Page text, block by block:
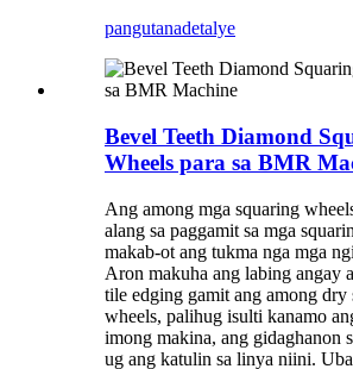
pangutanadetalye
Bevel Teeth Diamond
Wheels para sa BMR
Ang among mga squaring
alang sa paggamit sa mga
makab-ot ang tukma nga mga
Aron makuha ang labing angay
tile edging gamit ang among dry
wheels, palihug isulti kanamo
imong makina, ang gidaghanon
ug ang katulin sa linya niini.